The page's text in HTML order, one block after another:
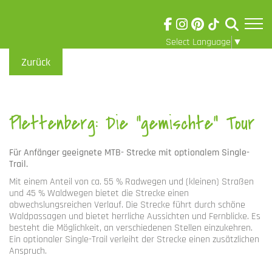
Assistenzsoftware
öffnen.
Select Language ▼
Zurück
Plettenberg: Die "gemischte" Tour
Für Anfänger geeignete MTB- Strecke mit optionalem Single-
Trail.
Mit einem Anteil von ca. 55 % Radwegen und (kleinen) Straßen
und 45 % Waldwegen bietet die Strecke einen
abwechslungsreichen Verlauf. Die Strecke führt durch schöne
Waldpassagen und bietet herrliche Aussichten und Fernblicke. Es
besteht die Möglichkeit, an verschiedenen Stellen einzukehren.
Ein optionaler Single-Trail verleiht der Strecke einen zusätzlichen
Anspruch.